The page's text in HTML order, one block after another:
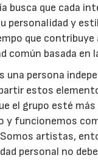
busca que cada
personalidad y
que
común basada en
una persona
estos
el grupo esté más
y funcionemos
artistas,
personal no